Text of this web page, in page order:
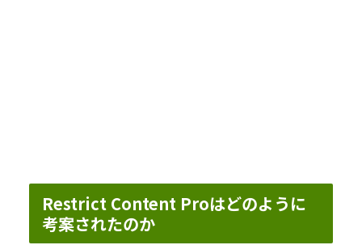
Restrict Content Proはどのように
考案されたのか